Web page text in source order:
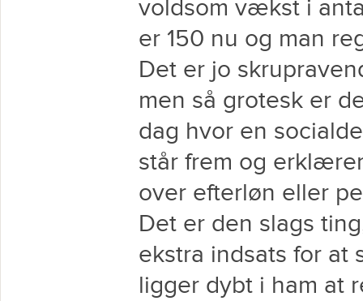
voldsom vækst i
er 150 nu og man
Det er jo
men så grotesk er
dag hvor en
står frem og
over efterløn eller
Det er den slags
ekstra indsats for
ligger dybt i ham at